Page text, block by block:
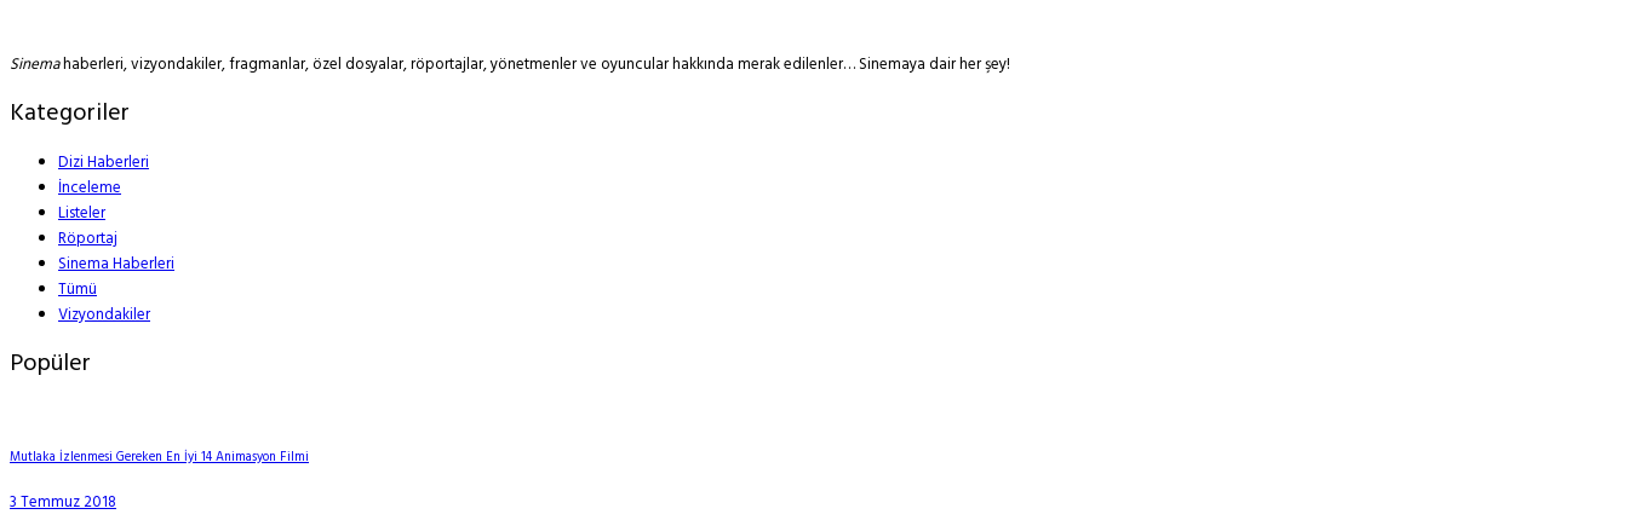
Sinemahaberleri, vizyondakiler, fragmanlar, özel dosyalar, röportajlar, yönetmenler ve oyuncular hakkında merak edilenler… Sinemaya dair her şey!
Kategoriler
Dizi Haberleri
İnceleme
Listeler
Röportaj
Sinema Haberleri
Tümü
Vizyondakiler
Popüler
Mutlaka İzlenmesi Gereken En İyi 14 Animasyon Filmi
3 Temmuz 2018